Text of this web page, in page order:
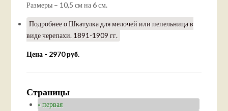
Размеры – 10,5 см на 6 см.
Подробнеео Шкатулка для мелочей или пепельница в
виде черепахи. 1891-1909 гг.
Цена - 2970 руб.
Страницы
« первая